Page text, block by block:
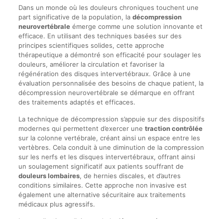
Dans un monde où les douleurs chroniques touchent une
part significative de la population, la décompression
neurovertébraleémerge comme une solution innovante et
efficace. En utilisant des techniques basées sur des
principes scientifiques solides, cette approche
thérapeutique a démontré son efficacité pour soulager les
douleurs, améliorer la circulation et favoriser la
régénération des disques intervertébraux. Grâce à une
évaluation personnalisée des besoins de chaque patient, la
décompression neurovertébrale se démarque en offrant
des traitements adaptés et efficaces.
La technique de décompression s’appuie sur des dispositifs
modernes qui permettent d’exercer une traction contrôlée
sur la colonne vertébrale, créant ainsi un espace entre les
vertèbres. Cela conduit à une diminution de la compression
sur les nerfs et les disques intervertébraux, offrant ainsi
un soulagement significatif aux patients souffrant de
douleurs lombaires, de hernies discales, et d’autres
conditions similaires. Cette approche non invasive est
également une alternative sécuritaire aux traitements
médicaux plus agressifs.